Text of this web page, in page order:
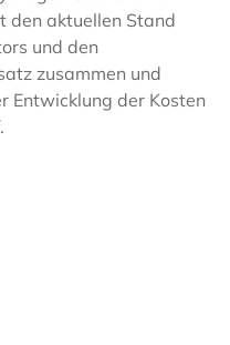
den aktuellen Stand
und den
zusammen und
Entwicklung der Kosten